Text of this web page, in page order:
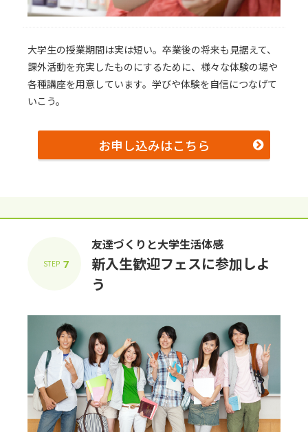
⼤学⽣の授業期間は実は短い。卒業後の将来も⾒据えて、
課外活動を充実したものにするために、様々な体験の場や
各種講座を⽤意しています。学びや体験を⾃信につなげて
いこう。
お申し込みはこちら
STEP 7
友達づくりと⼤学⽣活体感
新⼊⽣歓迎フェスに参加しよ
う